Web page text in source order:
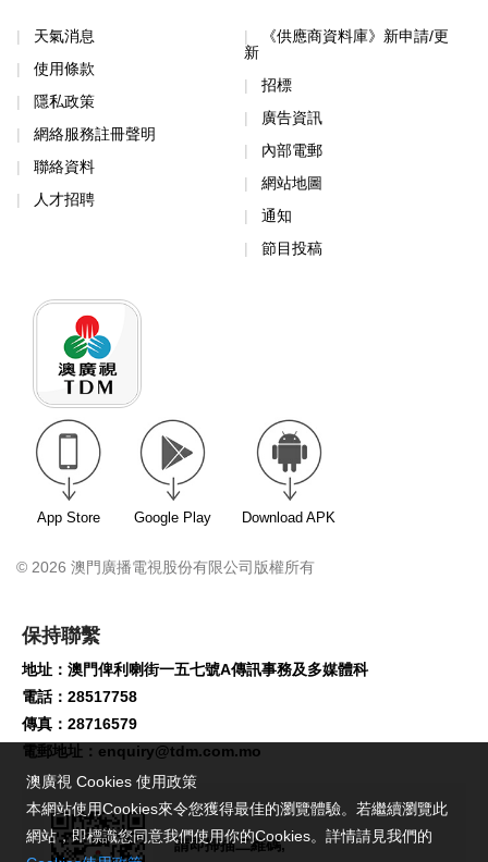
天氣消息
使用條款
隱私政策
網絡服務註冊聲明
聯絡資料
人才招聘
《供應商資料庫》新申請/更
新
招標
廣告資訊
內部電郵
網站地圖
通知
節目投稿
App Store Google Play Download APK
© 2026 澳門廣播電視股份有限公司版權所有
保持聯繫
地址：澳門俾利喇街一五七號A傳訊事務及多媒體科
電話：28517758
傳真：28716579
電郵地址： enquiry@tdm.com.mo
請即掃描二維碼,
澳廣視 Cookies 使用政策
本網站使用Cookies來令您獲得最佳的瀏覽體驗。若繼續瀏覽此
網站，即標識您同意我們使用你的Cookies。詳情請見我們的